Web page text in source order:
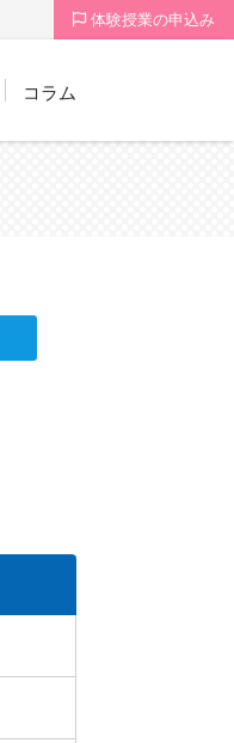
体験授業の申込み
コラム